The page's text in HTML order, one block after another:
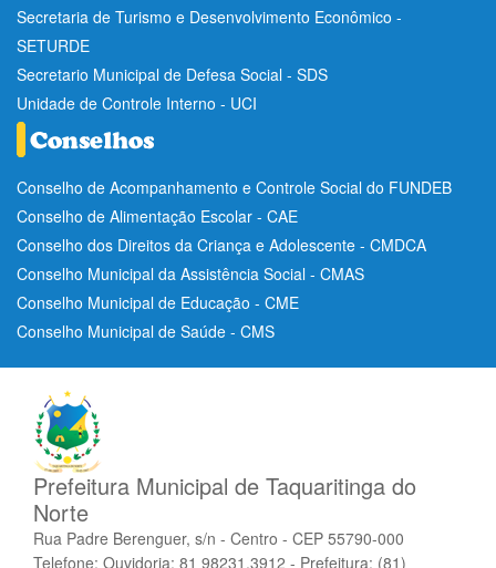
Secretaria de Turismo e Desenvolvimento Econômico -
SETURDE
Secretario Municipal de Defesa Social - SDS
Unidade de Controle Interno - UCI
Conselho de Acompanhamento e Controle Social do FUNDEB
Conselho de Alimentação Escolar - CAE
Conselho dos Direitos da Criança e Adolescente - CMDCA
Conselho Municipal da Assistência Social - CMAS
Conselho Municipal de Educação - CME
Conselho Municipal de Saúde - CMS
Prefeitura Municipal de Taquaritinga do
Norte
Rua Padre Berenguer, s/n - Centro - CEP 55790-000
Telefone: Ouvidoria: 81 98231.3912 - Prefeitura: (81)